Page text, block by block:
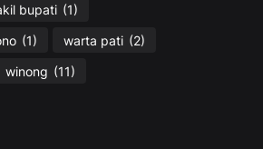
bupati (1)
(1) warta pati (2)
winong (11)